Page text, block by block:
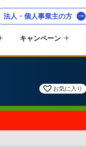
法人・個人事業主の方
キャンペーン
お気に入り